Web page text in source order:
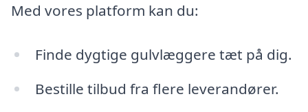
Med vores platform kan du:
Finde dygtige gulvlæggere tæt på dig.
Bestille tilbud fra flere leverandører.